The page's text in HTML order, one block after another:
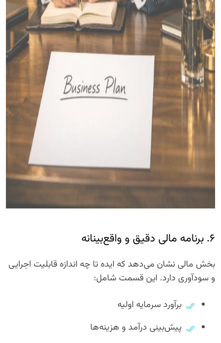
۶. برنامه مالی دقیق و واقع‌بینانه
بخش مالی نشان می‌دهد که ایده تا چه اندازه قابلیت اجرایی
و سودآوری دارد. این قسمت شامل:
برآورد سرمایه اولیه
پیش‌بینی درآمد و هزینه‌ها